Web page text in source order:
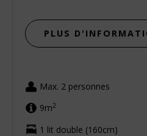
PLUS
Max. 2 personnes
9m2
1 lit double (160cm)